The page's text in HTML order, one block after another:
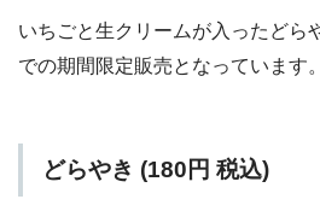
いちごと生クリームが入ったどら
での期間限定販売となっています。
どらやき (180円 税込)